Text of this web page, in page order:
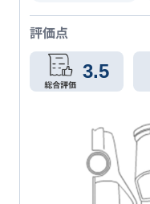
評価点
3.5